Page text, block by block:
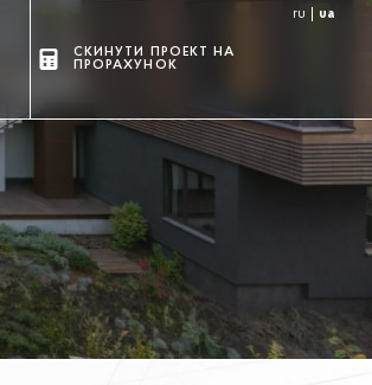
ru ua
СКИНУТИ ПРОЕКТ НА
ПРОРАХУНОК